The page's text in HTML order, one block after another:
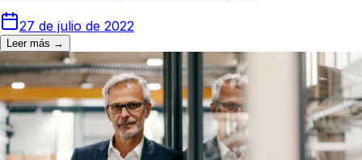
27 de julio de 2022
Leer más →